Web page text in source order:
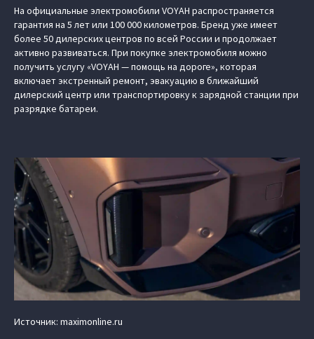
На официальные электромобили VOYAH распространяется
гарантия на 5 лет или 100 000 километров. Бренд уже имеет
более 50 дилерских центров по всей России и продолжает
активно развиваться. При покупке электромобиля можно
получить услугу «VOYAH — помощь на дороге», которая
включает экстренный ремонт, эвакуацию в ближайший
дилерский центр или транспортировку к зарядной станции при
разрядке батареи.
Источник: maximonline.ru